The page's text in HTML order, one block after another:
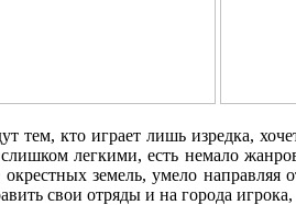
тем, кто играет лишь изредка,
легкими, есть немало
земель, умело
свои отряды и на города